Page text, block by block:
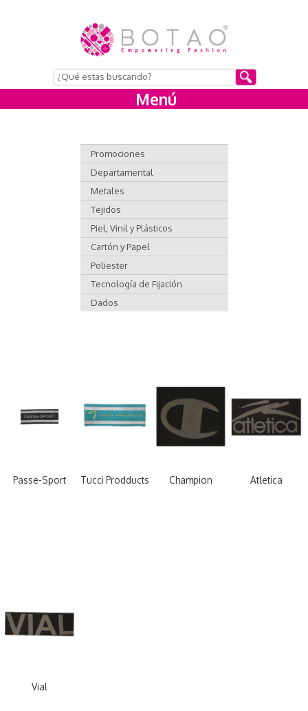
Menú
Promociones
Departamental
Metales
Tejidos
Piel, Vinil y Plásticos
Cartón y Papel
Poliester
Tecnología de Fijación
Dados
Passe-Sport Tucci Prodducts Champion Atletica
Vial